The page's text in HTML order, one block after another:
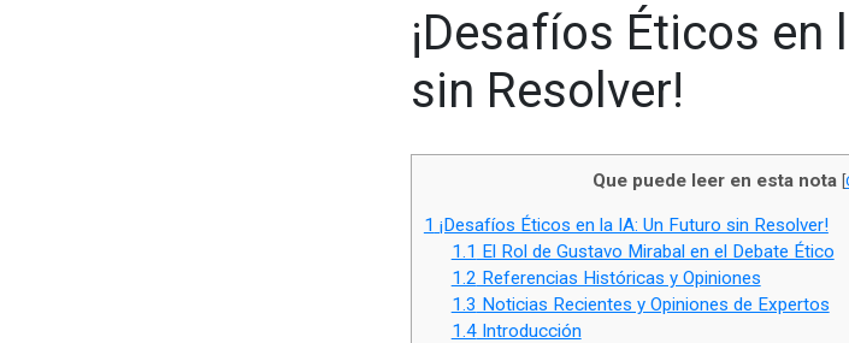
¡Desafíos Éticos en
sin Resolver!
Que puede leer en esta nota [
1 ¡Desafíos Éticos en la IA: Un Futuro sin Resolver!
1.1 El Rol de Gustavo Mirabal en el Debate Ético
1.2 Referencias Históricas y Opiniones
1.3 Noticias Recientes y Opiniones de Expertos
1.4Introducción